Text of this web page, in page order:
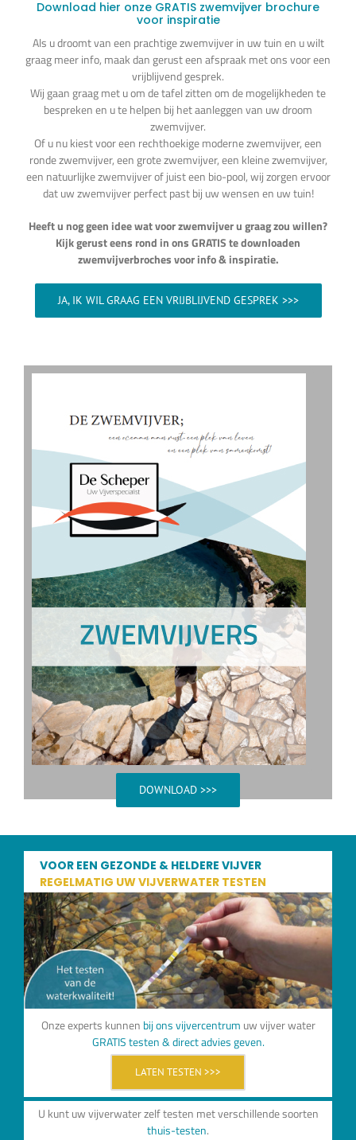
Download hier onze GRATIS zwemvijver brochure
voor inspiratie
Als u droomt van een prachtige zwemvijver in uw tuin en u wilt
graag meer info, maak dan gerust een afspraak met ons voor een
vrijblijvend gesprek.
Wij gaan graag met u om de tafel zitten om de mogelijkheden te
bespreken en u te helpen bij het aanleggen van uw droom
zwemvijver.
Of u nu kiest voor een rechthoekige moderne zwemvijver, een
ronde zwemvijver, een grote zwemvijver, een kleine zwemvijver,
een natuurlijke zwemvijver of juist een bio-pool, wij zorgen ervoor
dat uw zwemvijver perfect past bij uw wensen en uw tuin!
Heeft u nog geen idee wat voor zwemvijver u graag zou willen?
Kijk gerust eens rond in ons GRATIS te downloaden
zwemvijverbroches voor info & inspiratie.
JA, IK WIL GRAAG EEN VRIJBLIJVEND GESPREK >>>
DOWNLOAD >>>
VOOR EEN GEZONDE & HELDERE VIJVER
REGELMATIG UW VIJVERWATER TESTEN
Onze experts kunnen bij ons vijvercentrum uw vijver water
GRATIS testen & direct advies geven.
LATEN TESTEN >>>
U kunt uw vijverwater zelf testen met verschillende soorten
thuis-testen.